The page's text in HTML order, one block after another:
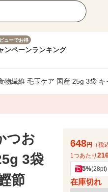
ューでお得
ンペーンランキング
物繊維 毛玉ケア 国産 25g 3袋
つお
3袋
節
648円
（税
1つあたり
5%(28pt)
在庫切れ